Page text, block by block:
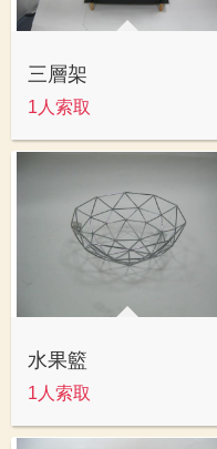
三層架
1人索取
水果籃
1人索取